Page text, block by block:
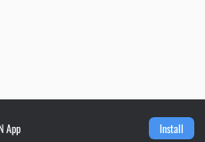
App Install